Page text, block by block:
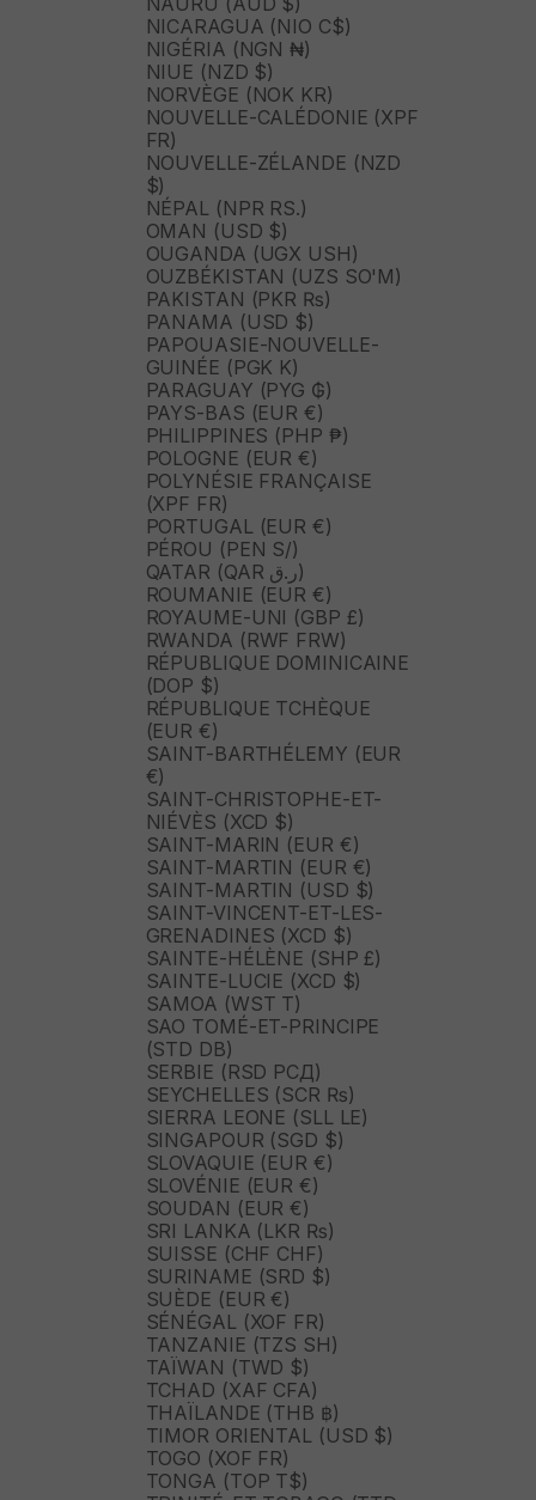
NICARAGUA (NIO C$)
NIGÉRIA (NGN ₦)
NIUE (NZD $)
NORVÈGE (NOK KR)
NOUVELLE-CALÉDONIE (XPF
FR)
NOUVELLE-ZÉLANDE (NZD
$)
NÉPAL (NPR RS.)
OMAN (USD $)
OUGANDA (UGX USH)
OUZBÉKISTAN (UZS SO'M)
PAKISTAN (PKR ₨)
PANAMA (USD $)
PAPOUASIE-NOUVELLE-
GUINÉE (PGK K)
PARAGUAY (PYG ₲)
PAYS-BAS (EUR €)
PHILIPPINES (PHP ₱)
POLOGNE (EUR €)
POLYNÉSIE FRANÇAISE
(XPF FR)
PORTUGAL (EUR €)
PÉROU (PEN S/)
QATAR (QAR ر.ق)
ROUMANIE (EUR €)
ROYAUME-UNI (GBP £)
RWANDA (RWF FRW)
RÉPUBLIQUE DOMINICAINE
(DOP $)
RÉPUBLIQUE TCHÈQUE
(EUR €)
SAINT-BARTHÉLEMY (EUR
€)
SAINT-CHRISTOPHE-ET-
NIÉVÈS (XCD $)
SAINT-MARIN (EUR €)
SAINT-MARTIN (EUR €)
SAINT-MARTIN (USD $)
SAINT-VINCENT-ET-LES-
GRENADINES (XCD $)
SAINTE-HÉLÈNE (SHP £)
SAINTE-LUCIE (XCD $)
SAMOA (WST T)
SAO TOMÉ-ET-PRINCIPE
(STD DB)
SERBIE (RSD РСД)
SEYCHELLES (SCR ₨)
SIERRA LEONE (SLL LE)
SINGAPOUR (SGD $)
SLOVAQUIE (EUR €)
SLOVÉNIE (EUR €)
SOUDAN (EUR €)
SRI LANKA (LKR ₨)
SUISSE (CHF CHF)
SURINAME (SRD $)
SUÈDE (EUR €)
SÉNÉGAL (XOF FR)
TANZANIE (TZS SH)
TAÏWAN (TWD $)
TCHAD (XAF CFA)
THAÏLANDE (THB ฿)
TIMOR ORIENTAL (USD $)
TOGO (XOF FR)
TONGA (TOP T$)